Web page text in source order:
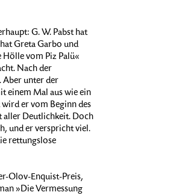
G. W. Pabst hat
Greta Garbo und
vom Piz Palü«
Nach der
unter der
einem Mal aus wie ein
er vom Beginn des
aller Deutlichkeit. Doch
und er verspricht viel.
rettungslose
Olov-Enquist-Preis,
»Die Vermessung